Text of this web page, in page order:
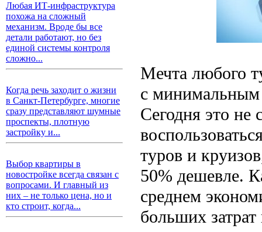
Любая ИТ-инфраструктура
похожа на сложный
механизм. Вроде бы все
детали работают, но без
единой системы контроля
сложно...
Когда речь заходит о жизни
в Санкт-Петербурге, многие
сразу представляют шумные
проспекты, плотную
застройку и...
Выбор квартиры в
новостройке всегда связан с
вопросами. И главный из
них – не только цена, но и
кто строит, когда...
Мечта любого
с минимальным
Сегодня это не
туров и
50% дешевле.
среднем
больших